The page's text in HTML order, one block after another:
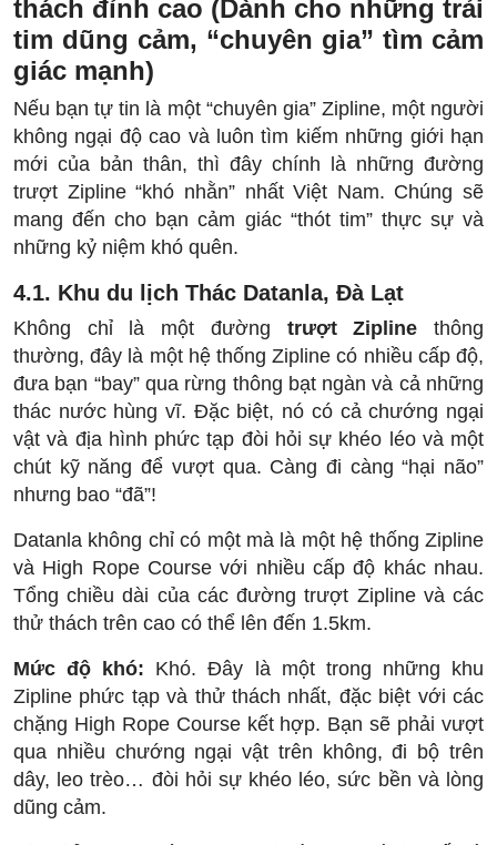
thách đỉnh cao (Dành cho những trải
tim dũng cảm, “chuyên gia” tìm cảm
giác mạnh)
Nếu bạn tự tin là một “chuyên gia” Zipline, một người
không ngại độ cao và luôn tìm kiếm những giới hạn
mới của bản thân, thì đây chính là những đường
trượt Zipline “khó nhằn” nhất Việt Nam. Chúng sẽ
mang đến cho bạn cảm giác “thót tim” thực sự và
những kỷ niệm khó quên.
4.1. Khu du lịch Thác Datanla, Đà Lạt
Không chỉ là một đường trượt Zipline thông
thường, đây là một hệ thống Zipline có nhiều cấp độ,
đưa bạn “bay” qua rừng thông bạt ngàn và cả những
thác nước hùng vĩ. Đặc biệt, nó có cả chướng ngại
vật và địa hình phức tạp đòi hỏi sự khéo léo và một
chút kỹ năng để vượt qua. Càng đi càng “hại não”
nhưng bao “đã”!
Datanla không chỉ có một mà là một hệ thống Zipline
và High Rope Course với nhiều cấp độ khác nhau.
Tổng chiều dài của các đường trượt Zipline và các
thử thách trên cao có thể lên đến 1.5km.
Mức độ khó: Khó. Đây là một trong những khu
Zipline phức tạp và thử thách nhất, đặc biệt với các
chặng High Rope Course kết hợp. Bạn sẽ phải vượt
qua nhiều chướng ngại vật trên không, đi bộ trên
dây, leo trèo… đòi hỏi sự khéo léo, sức bền và lòng
dũng cảm.